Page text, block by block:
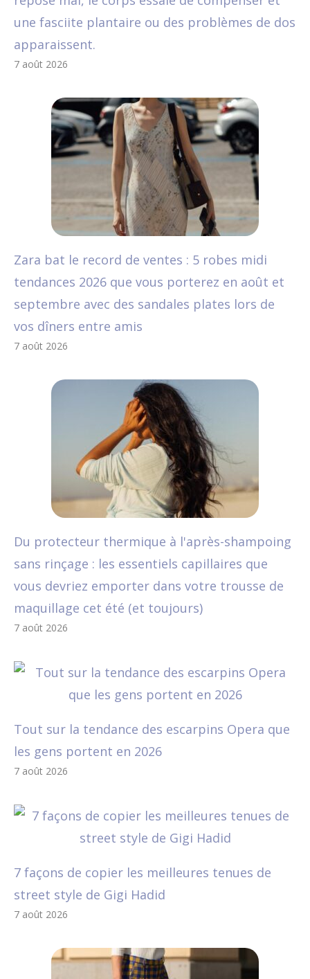
une fasciite plantaire ou des problèmes de dos
apparaissent.
7 août 2026
Zara bat le record de ventes : 5 robes midi
tendances 2026 que vous porterez en août et
septembre avec des sandales plates lors de
vos dîners entre amis
7 août 2026
Du protecteur thermique à l'après-shampoing
sans rinçage : les essentiels capillaires que
vous devriez emporter dans votre trousse de
maquillage cet été (et toujours)
7 août 2026
Tout sur la tendance des escarpins Opera que
les gens portent en 2026
7 août 2026
7 façons de copier les meilleures tenues de
street style de Gigi Hadid
7 août 2026